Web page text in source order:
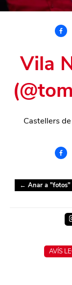
Vila
Castellers
← Anar a "fotos"
AVÍS